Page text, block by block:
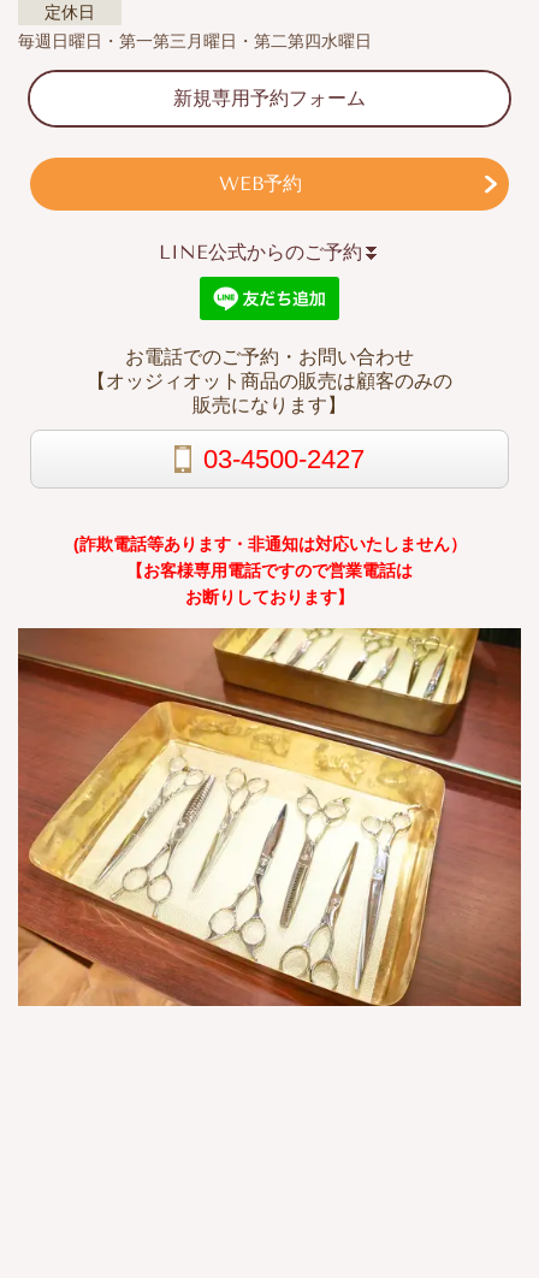
定休日
毎週日曜日・第一第三月曜日・第二第四水曜日
新規専用予約フォーム
WEB予約
LINE公式からのご予約⏬
お電話でのご予約・お問い合わせ
【オッジィオット商品の販売は顧客のみの
販売になります】
03-4500-2427
(詐欺電話等あります・非通知は対応いたしません）
【お客様専用電話ですので営業電話は
お断りしております】